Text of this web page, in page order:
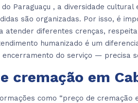
do Paraguaçu , a diversidade
são organizadas. Por isso, é
atender diferentes crenças,
humanizado é um
do serviço — precisa
cremação em
como “preço de cremação